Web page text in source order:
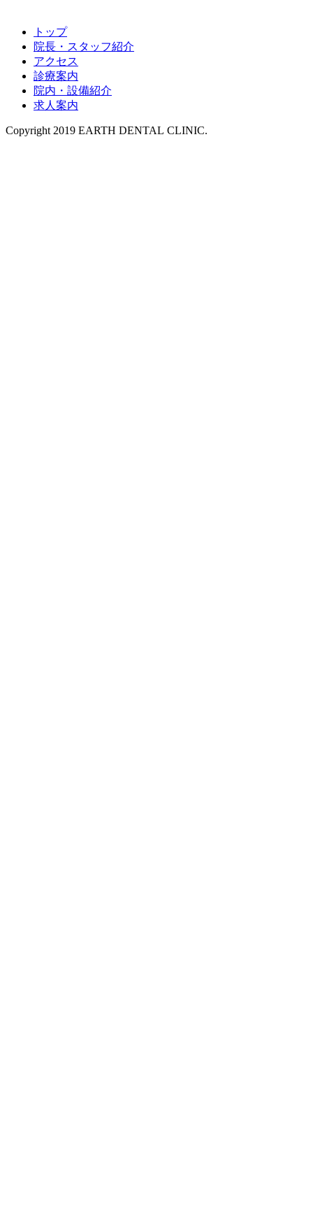
トップ
院長・スタッフ紹介
アクセス
診療案内
院内・設備紹介
求人案内
Copyright 2019 EARTH DENTAL CLINIC.